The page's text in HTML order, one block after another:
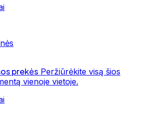
prekės Peržiūrėkite visą šios
vienoje vietoje.